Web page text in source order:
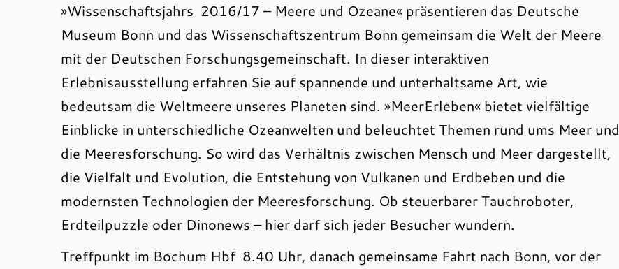
»Wissenschaftsjahrs 2016/17 – Meere und Ozeane« präsentieren das Deutsche
Museum Bonn und das Wissenschaftszentrum Bonn gemeinsam die Welt der Meere
mit der Deutschen Forschungsgemeinschaft. In dieser interaktiven
Erlebnisausstellung erfahren Sie auf spannende und unterhaltsame Art, wie
bedeutsam die Weltmeere unseres Planeten sind. »MeerErleben« bietet vielfältige
Einblicke in unterschiedliche Ozeanwelten und beleuchtet Themen rund ums Meer und
die Meeresforschung. So wird das Verhältnis zwischen Mensch und Meer dargestellt,
die Vielfalt und Evolution, die Entstehung von Vulkanen und Erdbeben und die
modernsten Technologien der Meeresforschung. Ob steuerbarer Tauchroboter,
Erdteilpuzzle oder Dinonews – hier darf sich jeder Besucher wundern.
Treffpunkt im Bochum Hbf 8.40 Uhr, danach gemeinsame Fahrt nach Bonn, vor der